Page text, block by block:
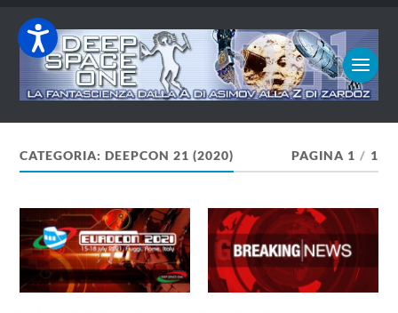
CATEGORIA:DEEPCON 21 (2020) PAGINA 1 / 1